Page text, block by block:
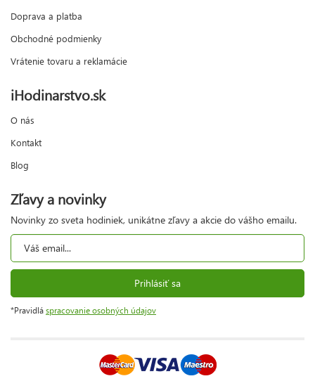
Doprava a platba
Obchodné podmienky
Vrátenie tovaru a reklamácie
iHodinarstvo.sk
O nás
Kontakt
Blog
Zľavy a novinky
Novinky zo sveta hodiniek, unikátne zľavy a akcie do vášho emailu.
Prihlásiť sa
*Pravidlá spracovanie osobných údajov